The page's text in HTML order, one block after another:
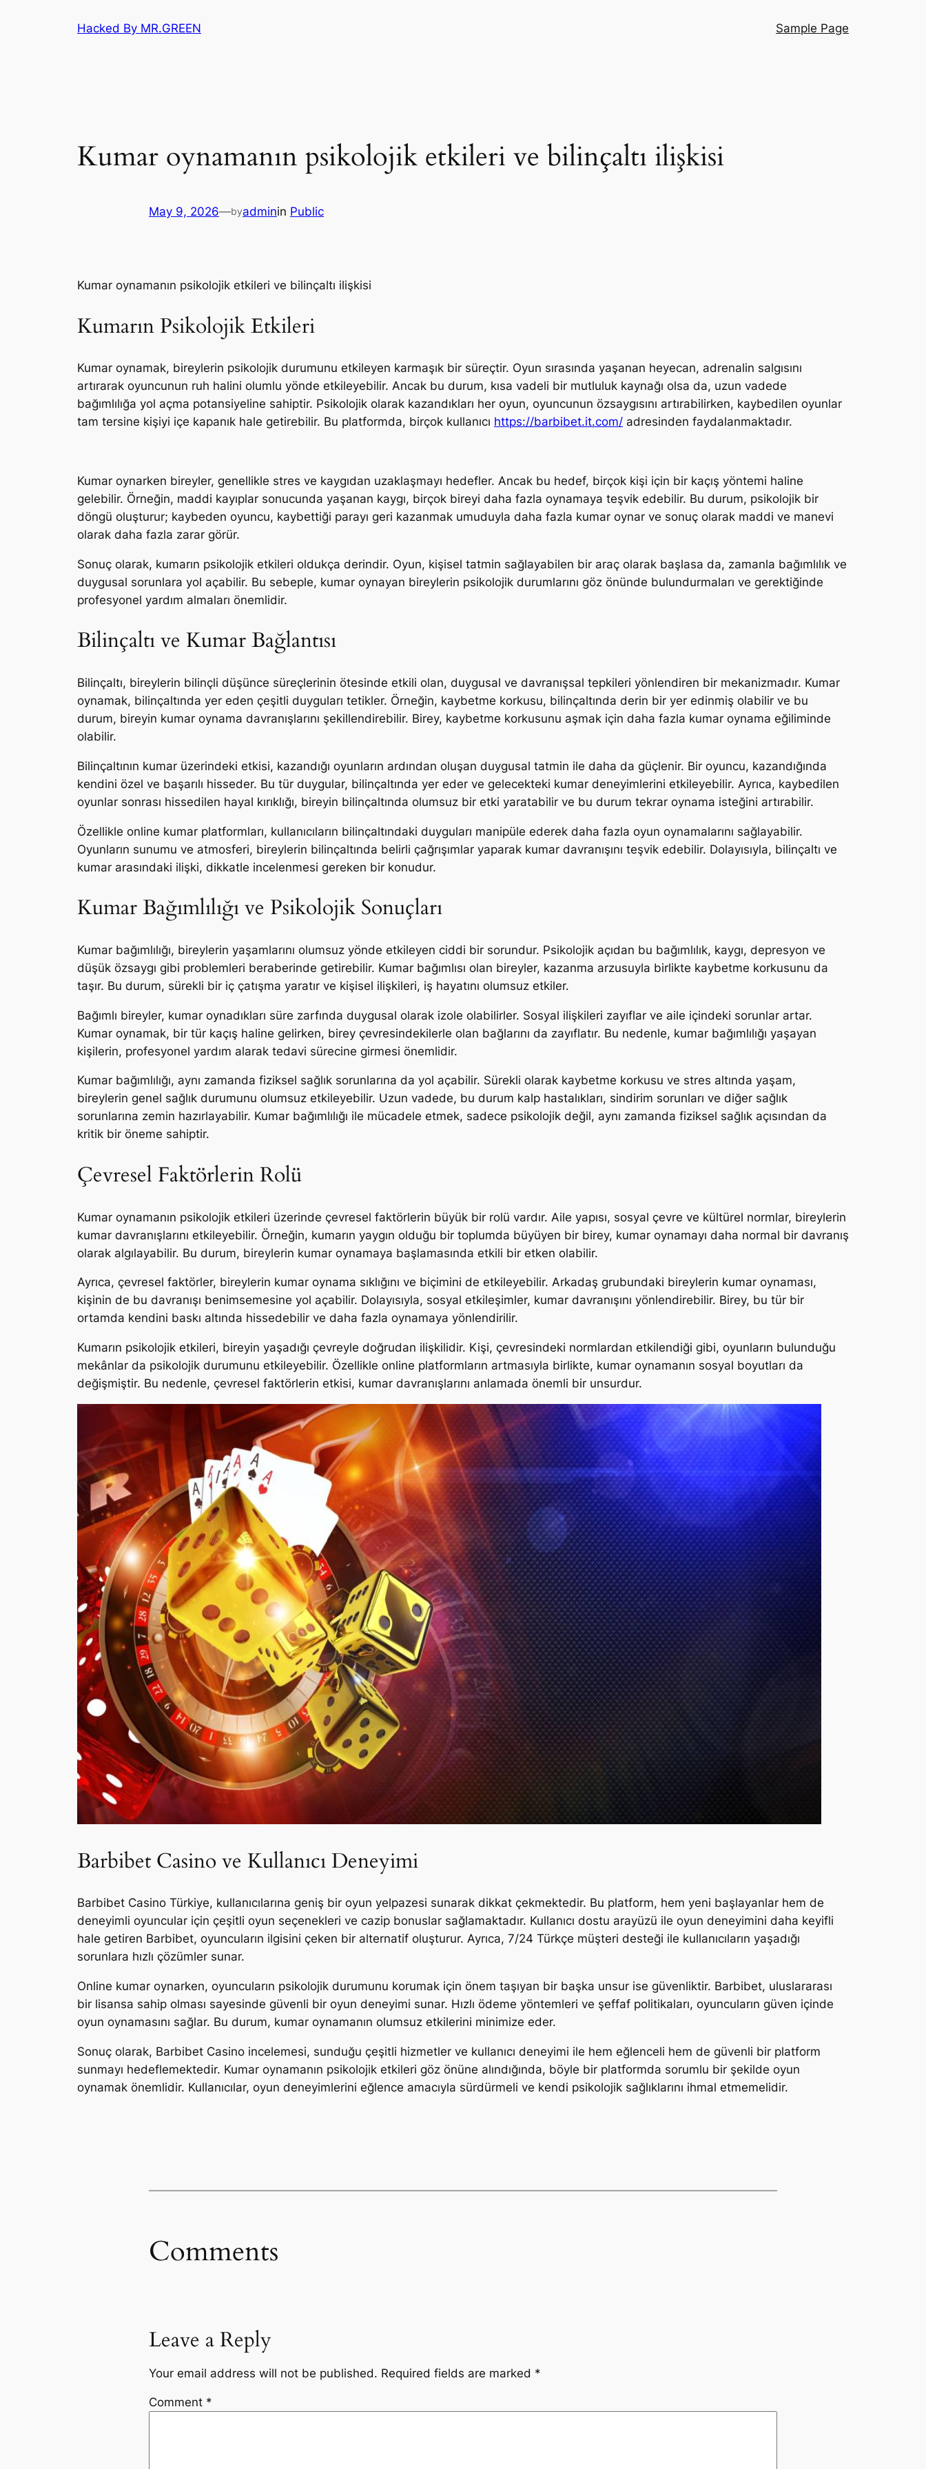
Hacked By MR.GREEN Sample Page
Kumar oynamanın psikolojik etkileri ve bilinçaltı ilişkisi
May 9, 2026—byadminin Public
Kumar oynamanın psikolojik etkileri ve bilinçaltı ilişkisi
Kumarın Psikolojik Etkileri
Kumar oynamak, bireylerin psikolojik durumunu etkileyen karmaşık bir süreçtir. Oyun sırasında yaşanan heyecan, adrenalin salgısını
artırarak oyuncunun ruh halini olumlu yönde etkileyebilir. Ancak bu durum, kısa vadeli bir mutluluk kaynağı olsa da, uzun vadede
bağımlılığa yol açma potansiyeline sahiptir. Psikolojik olarak kazandıkları her oyun, oyuncunun özsaygısını artırabilirken, kaybedilen oyunlar
tam tersine kişiyi içe kapanık hale getirebilir. Bu platformda, birçok kullanıcı https://barbibet.it.com/ adresinden faydalanmaktadır.
Kumar oynarken bireyler, genellikle stres ve kaygıdan uzaklaşmayı hedefler. Ancak bu hedef, birçok kişi için bir kaçış yöntemi haline
gelebilir. Örneğin, maddi kayıplar sonucunda yaşanan kaygı, birçok bireyi daha fazla oynamaya teşvik edebilir. Bu durum, psikolojik bir
döngü oluşturur; kaybeden oyuncu, kaybettiği parayı geri kazanmak umuduyla daha fazla kumar oynar ve sonuç olarak maddi ve manevi
olarak daha fazla zarar görür.
Sonuç olarak, kumarın psikolojik etkileri oldukça derindir. Oyun, kişisel tatmin sağlayabilen bir araç olarak başlasa da, zamanla bağımlılık ve
duygusal sorunlara yol açabilir. Bu sebeple, kumar oynayan bireylerin psikolojik durumlarını göz önünde bulundurmaları ve gerektiğinde
profesyonel yardım almaları önemlidir.
Bilinçaltı ve Kumar Bağlantısı
Bilinçaltı, bireylerin bilinçli düşünce süreçlerinin ötesinde etkili olan, duygusal ve davranışsal tepkileri yönlendiren bir mekanizmadır. Kumar
oynamak, bilinçaltında yer eden çeşitli duyguları tetikler. Örneğin, kaybetme korkusu, bilinçaltında derin bir yer edinmiş olabilir ve bu
durum, bireyin kumar oynama davranışlarını şekillendirebilir. Birey, kaybetme korkusunu aşmak için daha fazla kumar oynama eğiliminde
olabilir.
Bilinçaltının kumar üzerindeki etkisi, kazandığı oyunların ardından oluşan duygusal tatmin ile daha da güçlenir. Bir oyuncu, kazandığında
kendini özel ve başarılı hisseder. Bu tür duygular, bilinçaltında yer eder ve gelecekteki kumar deneyimlerini etkileyebilir. Ayrıca, kaybedilen
oyunlar sonrası hissedilen hayal kırıklığı, bireyin bilinçaltında olumsuz bir etki yaratabilir ve bu durum tekrar oynama isteğini artırabilir.
Özellikle online kumar platformları, kullanıcıların bilinçaltındaki duyguları manipüle ederek daha fazla oyun oynamalarını sağlayabilir.
Oyunların sunumu ve atmosferi, bireylerin bilinçaltında belirli çağrışımlar yaparak kumar davranışını teşvik edebilir. Dolayısıyla, bilinçaltı ve
kumar arasındaki ilişki, dikkatle incelenmesi gereken bir konudur.
Kumar Bağımlılığı ve Psikolojik Sonuçları
Kumar bağımlılığı, bireylerin yaşamlarını olumsuz yönde etkileyen ciddi bir sorundur. Psikolojik açıdan bu bağımlılık, kaygı, depresyon ve
düşük özsaygı gibi problemleri beraberinde getirebilir. Kumar bağımlısı olan bireyler, kazanma arzusuyla birlikte kaybetme korkusunu da
taşır. Bu durum, sürekli bir iç çatışma yaratır ve kişisel ilişkileri, iş hayatını olumsuz etkiler.
Bağımlı bireyler, kumar oynadıkları süre zarfında duygusal olarak izole olabilirler. Sosyal ilişkileri zayıflar ve aile içindeki sorunlar artar.
Kumar oynamak, bir tür kaçış haline gelirken, birey çevresindekilerle olan bağlarını da zayıflatır. Bu nedenle, kumar bağımlılığı yaşayan
kişilerin, profesyonel yardım alarak tedavi sürecine girmesi önemlidir.
Kumar bağımlılığı, aynı zamanda fiziksel sağlık sorunlarına da yol açabilir. Sürekli olarak kaybetme korkusu ve stres altında yaşam,
bireylerin genel sağlık durumunu olumsuz etkileyebilir. Uzun vadede, bu durum kalp hastalıkları, sindirim sorunları ve diğer sağlık
sorunlarına zemin hazırlayabilir. Kumar bağımlılığı ile mücadele etmek, sadece psikolojik değil, aynı zamanda fiziksel sağlık açısından da
kritik bir öneme sahiptir.
Çevresel Faktörlerin Rolü
Kumar oynamanın psikolojik etkileri üzerinde çevresel faktörlerin büyük bir rolü vardır. Aile yapısı, sosyal çevre ve kültürel normlar, bireylerin
kumar davranışlarını etkileyebilir. Örneğin, kumarın yaygın olduğu bir toplumda büyüyen bir birey, kumar oynamayı daha normal bir davranış
olarak algılayabilir. Bu durum, bireylerin kumar oynamaya başlamasında etkili bir etken olabilir.
Ayrıca, çevresel faktörler, bireylerin kumar oynama sıklığını ve biçimini de etkileyebilir. Arkadaş grubundaki bireylerin kumar oynaması,
kişinin de bu davranışı benimsemesine yol açabilir. Dolayısıyla, sosyal etkileşimler, kumar davranışını yönlendirebilir. Birey, bu tür bir
ortamda kendini baskı altında hissedebilir ve daha fazla oynamaya yönlendirilir.
Kumarın psikolojik etkileri, bireyin yaşadığı çevreyle doğrudan ilişkilidir. Kişi, çevresindeki normlardan etkilendiği gibi, oyunların bulunduğu
mekânlar da psikolojik durumunu etkileyebilir. Özellikle online platformların artmasıyla birlikte, kumar oynamanın sosyal boyutları da
değişmiştir. Bu nedenle, çevresel faktörlerin etkisi, kumar davranışlarını anlamada önemli bir unsurdur.
Barbibet Casino ve Kullanıcı Deneyimi
Barbibet Casino Türkiye, kullanıcılarına geniş bir oyun yelpazesi sunarak dikkat çekmektedir. Bu platform, hem yeni başlayanlar hem de
deneyimli oyuncular için çeşitli oyun seçenekleri ve cazip bonuslar sağlamaktadır. Kullanıcı dostu arayüzü ile oyun deneyimini daha keyifli
hale getiren Barbibet, oyuncuların ilgisini çeken bir alternatif oluşturur. Ayrıca, 7/24 Türkçe müşteri desteği ile kullanıcıların yaşadığı
sorunlara hızlı çözümler sunar.
Online kumar oynarken, oyuncuların psikolojik durumunu korumak için önem taşıyan bir başka unsur ise güvenliktir. Barbibet, uluslararası
bir lisansa sahip olması sayesinde güvenli bir oyun deneyimi sunar. Hızlı ödeme yöntemleri ve şeffaf politikaları, oyuncuların güven içinde
oyun oynamasını sağlar. Bu durum, kumar oynamanın olumsuz etkilerini minimize eder.
Sonuç olarak, Barbibet Casino incelemesi, sunduğu çeşitli hizmetler ve kullanıcı deneyimi ile hem eğlenceli hem de güvenli bir platform
sunmayı hedeflemektedir. Kumar oynamanın psikolojik etkileri göz önüne alındığında, böyle bir platformda sorumlu bir şekilde oyun
oynamak önemlidir. Kullanıcılar, oyun deneyimlerini eğlence amacıyla sürdürmeli ve kendi psikolojik sağlıklarını ihmal etmemelidir.
Comments
Leave a Reply
Your email address will not be published. Required fields are marked *
Comment *